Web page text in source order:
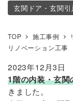
玄関ドア・玄関引
TOP 施工事例
リノベーション工事
2023年12月3日
1階の内装・玄関
きました。